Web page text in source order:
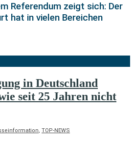
Referendum zeigt sich: Der
hat in vielen Bereichen
in Deutschland
seit 25 Jahren nicht
, TOP-NEWS